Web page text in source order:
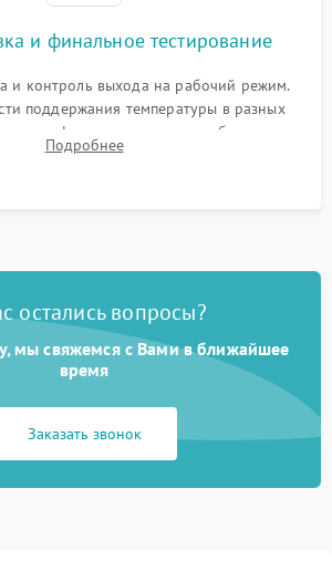
и финальное тестирование
и контроль выхода на рабочий режим.
поддержания температуры в разных
шкафа, оценка уровня стабильности
отсутствия вибраций корпуса.
Подробнее
остались вопросы?
мы свяжемся с Вами в ближайшее
время
Заказать звонок